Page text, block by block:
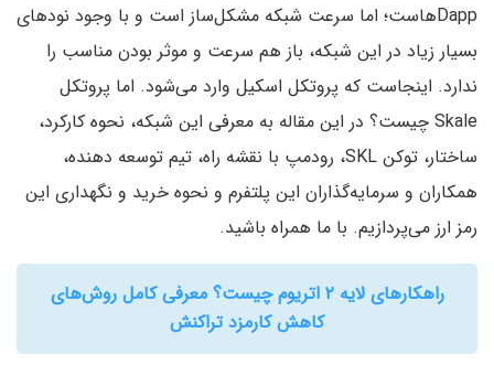
Dappهاست؛ اما سرعت شبکه مشکل‌ساز است و با وجود نودهای
بسیار زیاد در این شبکه، باز هم سرعت و موثر بودن مناسب را
ندارد. اینجاست که پروتکل اسکیل وارد می‌شود. اما پروتکل
Skale چیست؟ در این مقاله به معرفی این شبکه، نحوه کارکرد،
ساختار، توکن SKL، رودمپ با نقشه راه، تیم توسعه دهنده،
همکاران و سرمایه‌گذاران این پلتفرم و نحوه خرید و نگهداری این
رمز ارز می‌پردازیم. با ما همراه باشید.
راهکارهای لایه ۲ اتریوم چیست؟ معرفی کامل روش‌های
کاهش کارمزد تراکنش